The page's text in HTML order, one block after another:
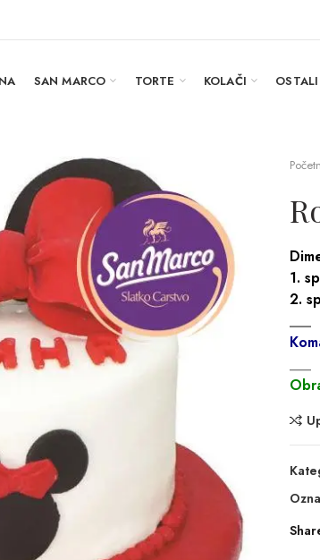
SAN MARCO TORTE KOLAČI
1.
2.
___